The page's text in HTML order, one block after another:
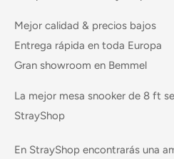
Mejor calidad & precios bajos
Entrega rápida en toda Europa
Gran showroom en Bemmel
La mejor mesa snooker de 8 ft
StrayShop
En StrayShop encontrarás una